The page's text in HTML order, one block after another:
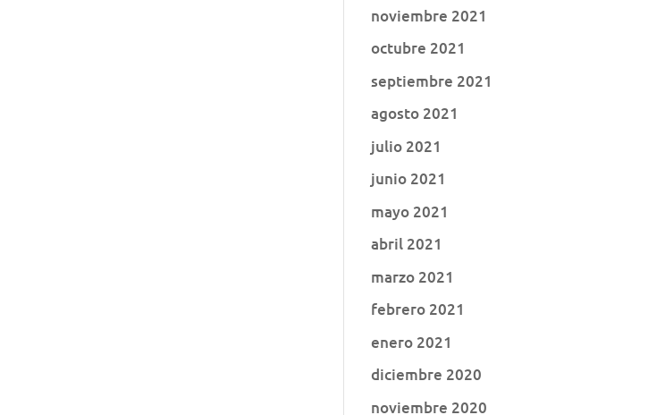
noviembre 2021
octubre 2021
septiembre 2021
agosto 2021
julio 2021
junio 2021
mayo 2021
abril 2021
marzo 2021
febrero 2021
enero 2021
diciembre 2020
noviembre 2020